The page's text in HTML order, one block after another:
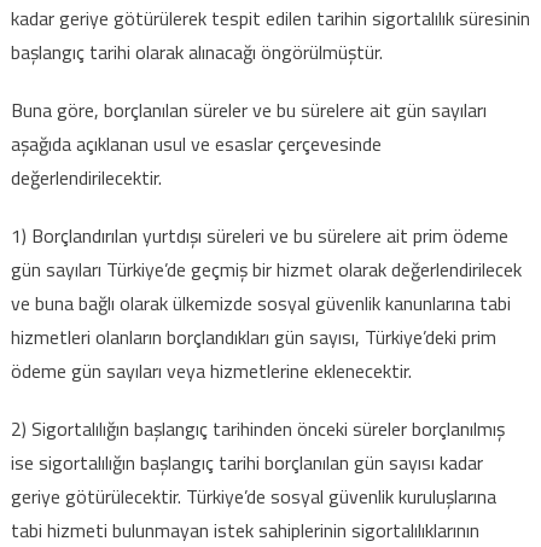
kadar geriye götürülerek tespit edilen tarihin sigortalılık süresinin
başlangıç tarihi olarak alınacağı öngörülmüştür.
Buna göre, borçlanılan süreler ve bu sürelere ait gün sayıları
aşağıda açıklanan usul ve esaslar çerçevesinde
değerlendirilecektir.
1) Borçlandırılan yurtdışı süreleri ve bu sürelere ait prim ödeme
gün sayıları Türkiye’de geçmiş bir hizmet olarak değerlendirilecek
ve buna bağlı olarak ülkemizde sosyal güvenlik kanunlarına tabi
hizmetleri olanların borçlandıkları gün sayısı, Türkiye’deki prim
ödeme gün sayıları veya hizmetlerine eklenecektir.
2) Sigortalılığın başlangıç tarihinden önceki süreler borçlanılmış
ise sigortalılığın başlangıç tarihi borçlanılan gün sayısı kadar
geriye götürülecektir. Türkiye’de sosyal güvenlik kuruluşlarına
tabi hizmeti bulunmayan istek sahiplerinin sigortalılıklarının